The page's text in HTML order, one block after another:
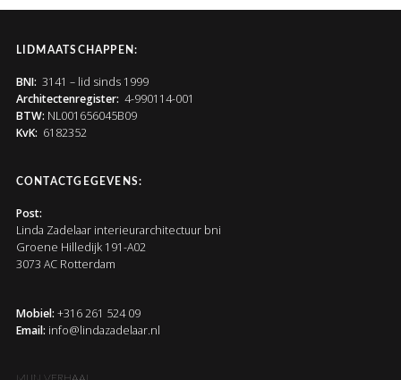
LIDMAATSCHAPPEN:
BNI: 3141 – lid sinds 1999
Architectenregister: 4-990114-001
BTW: NL001656045B09
KvK: 6182352
CONTACTGEGEVENS:
Post:
Linda Zadelaar interieurarchitectuur bni
Groene Hilledijk 191-A02
3073 AC Rotterdam
Mobiel: +316 261 524 09
Email: info@lindazadelaar.nl